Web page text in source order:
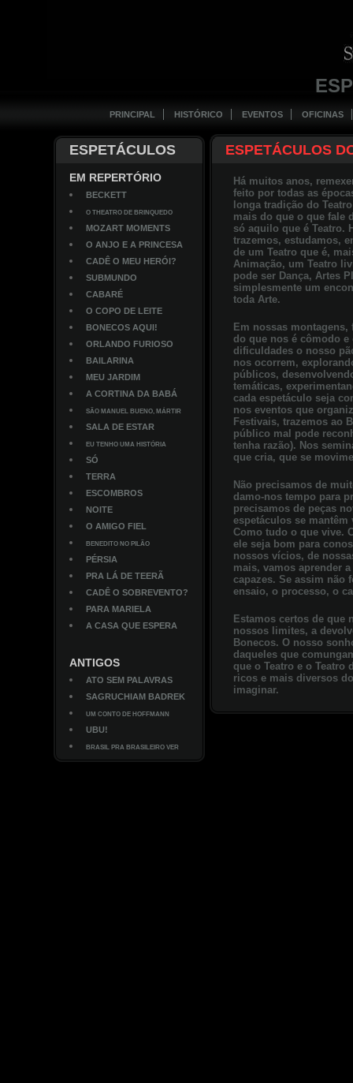
PRINCIPAL HISTÓRICO EVENTOS OFICINAS
ESPETÁCULOS
EM REPERTÓRIO
BECKETT
O THEATRO DE BRINQUEDO
MOZART MOMENTS
O ANJO E A PRINCESA
CADÊ O MEU HERÓI?
SUBMUNDO
CABARÉ
O COPO DE LEITE
BONECOS AQUI!
ORLANDO FURIOSO
BAILARINA
MEU JARDIM
A CORTINA DA BABÁ
SÃO MANUEL BUENO, MÁRTIR
SALA DE ESTAR
EU TENHO UMA HISTÓRIA
SÓ
TERRA
ESCOMBROS
NOITE
O AMIGO FIEL
BENEDITO NO PILÃO
PÉRSIA
PRA LÁ DE TEERÃ
CADÊ O SOBREVENTO?
PARA MARIELA
A CASA QUE ESPERA
ANTIGOS
ATO SEM PALAVRAS
SAGRUCHIAM BADREK
UM CONTO DE HOFFMANN
UBU!
BRASIL PRA BRASILEIRO VER
ESPETÁCULOS
Há muitos anos,
feito por todas as
longa tradição do
mais do que o que fale
só aquilo que é Teatro.
trazemos, estudamos,
de um Teatro que é,
Animação, um Teatro
pode ser Dança, Artes
simplesmente um
toda Arte.
Em nossas
do que nos é cômodo e
dificuldades o nosso
nos ocorrem,
públicos,
temáticas,
cada espetáculo seja
nos eventos que
Festivais, trazemos ao
público mal pode
tenha razão). Nos
que cria, que se
Não precisamos de
damo-nos tempo para
precisamos de peças
espetáculos se
Como tudo o que vive.
ele seja bom para
nossos vícios, de
mais, vamos aprender
capazes. Se assim não
ensaio, o processo, o
Estamos certos de que
nossos limites, a
Bonecos. O nosso
daqueles que
que o Teatro e o Teatro
ricos e mais diversos
imaginar.